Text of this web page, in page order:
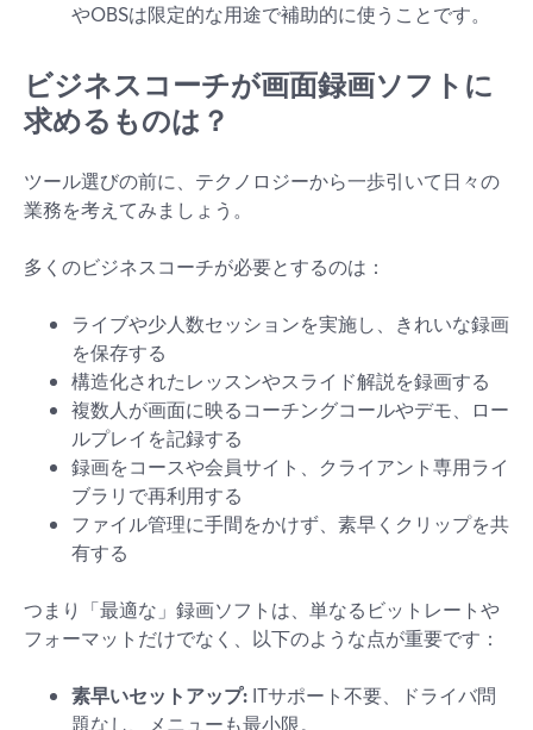
やOBSは限定的な用途で補助的に使うことです。
ビジネスコーチが画面録画ソフトに
求めるものは？
ツール選びの前に、テクノロジーから一歩引いて日々の
業務を考えてみましょう。
多くのビジネスコーチが必要とするのは：
ライブや少人数セッションを実施し、きれいな録画
を保存する
構造化されたレッスンやスライド解説を録画する
複数人が画面に映るコーチングコールやデモ、ロー
ルプレイを記録する
録画をコースや会員サイト、クライアント専用ライ
ブラリで再利用する
ファイル管理に手間をかけず、素早くクリップを共
有する
つまり「最適な」録画ソフトは、単なるビットレートや
フォーマットだけでなく、以下のような点が重要です：
素早いセットアップ: ITサポート不要、ドライバ問
題なし、メニューも最小限。